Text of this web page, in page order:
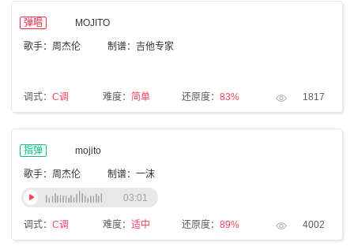
弹唱 MOJITO
歌手：周杰伦 制谱：吉他专家
调式： C调 难度： 简单 还原度： 83% 1817
指弹 mojito
歌手：周杰伦 制谱：一沫
调式： C调 难度： 适中 还原度： 89% 4002
03:01